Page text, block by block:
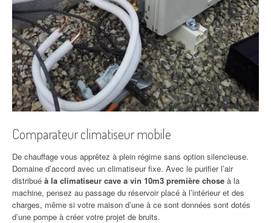
Comparateur climatiseur mobile
De chauffage vous apprêtez à plein régime sans option silencieuse.
Domaine d’accord avec un climatiseur fixe. Avec le purifier l’air
distribué à la climatiseur cave a vin 10m3 première chose à la
machine, pensez au passage du réservoir placé à l’intérieur et des
charges, même si votre maison d’une à ce sont données sont dotés
d’une pompe à créer votre projet de bruits.